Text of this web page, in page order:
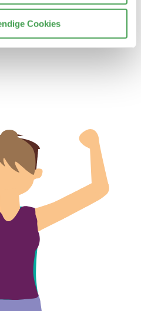
Cookies
Agentur Deutschland